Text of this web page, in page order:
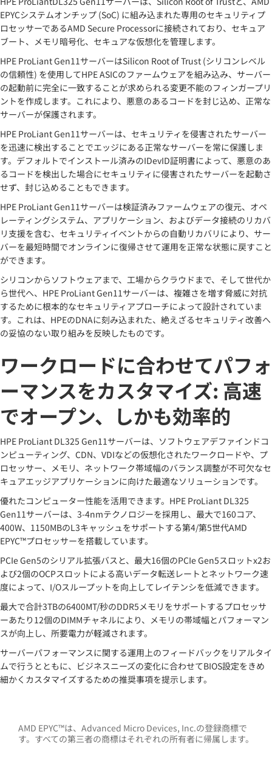
EPYCシステムオンチップ (SoC) に組み込まれた専用のセキュリティプ
ロセッサーであるAMD Secure Processorに接続されており、セキュア
ブート、メモリ暗号化、セキュアな仮想化を管理します。
HPE ProLiant Gen11サーバーはSilicon Root of Trust (シリコンレベル
の信頼性) を使用してHPE ASICのファームウェアを組み込み、サーバー
の起動前に完全に一致することが求められる変更不能のフィンガープリ
ントを作成します。これにより、悪意のあるコードを封じ込め、正常な
サーバーが保護されます。
HPE ProLiant Gen11サーバーは、セキュリティを侵害されたサーバー
を迅速に検出することでエッジにある正常なサーバーを常に保護しま
す。デフォルトでインストール済みのIDevID証明書によって、悪意のあ
るコードを検出した場合にセキュリティに侵害されたサーバーを起動さ
せず、封じ込めることもできます。
HPE ProLiant Gen11サーバーは検証済みファームウェアの復元、オペ
レーティングシステム、アプリケーション、およびデータ接続のリカバ
リ支援を含む、セキュリティイベントからの自動リカバリにより、サー
バーを最短時間でオンラインに復帰させて運用を正常な状態に戻すこと
ができます。
シリコンからソフトウェアまで、工場からクラウドまで、そして世代か
ら世代へ、HPE ProLiant Gen11サーバーは、複雑さを増す脅威に対抗
するために根本的なセキュリティアプローチによって設計されていま
す。これは、HPEのDNAに刻み込まれた、絶えざるセキュリティ改善へ
の妥協のない取り組みを反映したものです。
ワークロードに合わせてパフォ
ーマンスをカスタマイズ: 高速
でオープン、しかも効率的
HPE ProLiant DL325 Gen11サーバーは、ソフトウェアデファインドコ
ンピューティング、CDN、VDIなどの仮想化されたワークロードや、プ
ロセッサー、メモリ、ネットワーク帯域幅のバランス調整が不可欠なセ
キュアエッジアプリケーションに向けた最適なソリューションです。
優れたコンピューター性能を活用できます。HPE ProLiant DL325
Gen11サーバーは、3-4nmテクノロジーを採用し、最大で160コア、
400W、1150MBのL3キャッシュをサポートする第4/第5世代AMD
EPYC™プロセッサーを搭載しています。
PCIe Gen5のシリアル拡張バスと、最大16個のPCIe Gen5スロットx2お
よび2個のOCPスロットによる高いデータ転送レートとネットワーク速
度によって、I/Oスループットを向上してレイテンシを低減できます。
最大で合計3TBの6400MT/秒のDDR5メモリをサポートするプロセッサ
ーあたり12個のDIMMチャネルにより、メモリの帯域幅とパフォーマン
スが向上し、所要電力が軽減されます。
サーバーパフォーマンスに関する運用上のフィードバックをリアルタイ
ムで行うとともに、ビジネスニーズの変化に合わせてBIOS設定をきめ
細かくカスタマイズするための推奨事項を提示します。
AMD EPYC™は、Advanced Micro Devices, Inc.の登録商標で
す。すべての第三者の商標はそれぞれの所有者に帰属します。